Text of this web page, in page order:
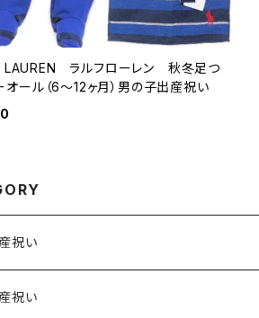
LAUREN ラルフローレン 秋冬足つ
オール（6～12ヶ月）男の子出産祝い
祝い
祝い 6,600円（税込）
祝い